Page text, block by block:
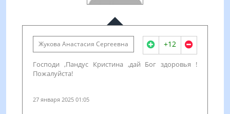
Жукова Анастасия Сергеевна +12
Господи ,Пандус Кристина ,дай Бог здоровья !
Пожалуйста!
27 января 2025 01:05